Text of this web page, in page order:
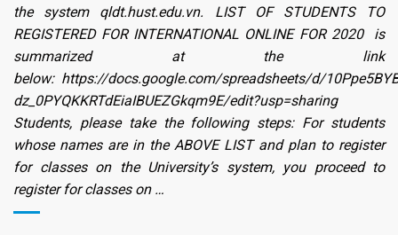
the system qldt.hust.edu.vn. LIST OF STUDENTS TO
REGISTERED FOR INTERNATIONAL ONLINE FOR 2020 is
summarized at the link
below: https://docs.google.com/spreadsheets/d/
dz_0PYQKKRTdEiaIBUEZGkqm9E/edit?usp=sharing
Students, please take the following steps: For students
whose names are in the ABOVE LIST and plan to register
for classes on the University’s system, you proceed to
register for classes on …